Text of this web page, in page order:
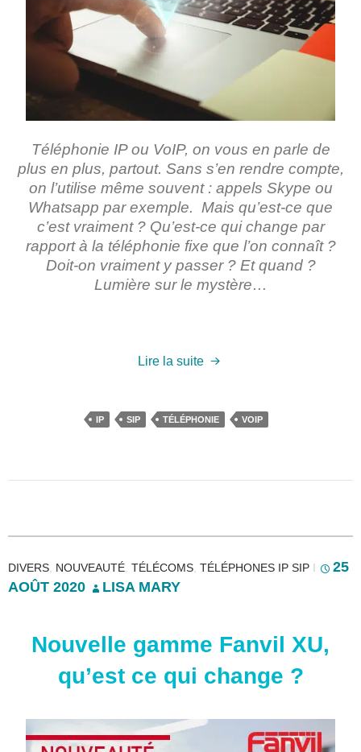
Téléphonie IP ou VoIP, on vous en parle de
plus en plus, partout. Sans s’en rendre compte,
on l’utilise même souvent : appels Skype ou
Whatsapp par exemple. Mais qu’est-ce que
c’est vraiment ? Qu’est-ce qui change par
rapport à la téléphonie fixe que l’on connaît ?
Doit-on vraiment y passer ? Et quand ?
Lumière sur le mystère…
Lire la suite
IP SIP TÉLÉPHONIE VOIP
DIVERS, NOUVEAUTÉ, TÉLÉCOMS, TÉLÉPHONES IP SIP I
25
AOÛT 2020
LISA MARY
Nouvelle gamme Fanvil XU,
qu’est ce qui change ?